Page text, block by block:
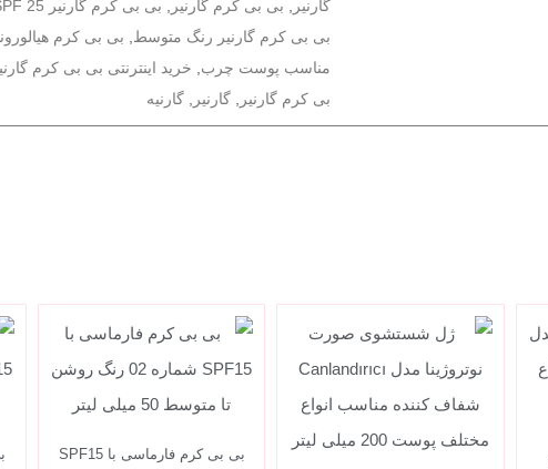
گارنیر
بی بی کرم گارنیر بی بی کرم گارنیر SPF 25 رنگ مدیوم
بی بی کرم گارنیر رنگ متوسط
بی بی کرم
مناسب پوست چرب
خرید اینترنتی بی بی کرم
بی کرم گارنیر
گارنیر گارنیه
بی بی کرم فارماسی با SPF15